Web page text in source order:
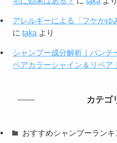
アレルギーによる「フケかゆ
に taka より
シャンプー成分解析｜パンテ
ペアカラーシャイン＆リペア
カテゴ
おすすめシャンプーランキ